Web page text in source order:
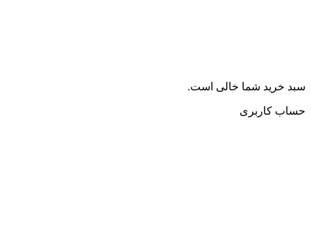
سبد خرید شما خالی است.
حساب کاربری